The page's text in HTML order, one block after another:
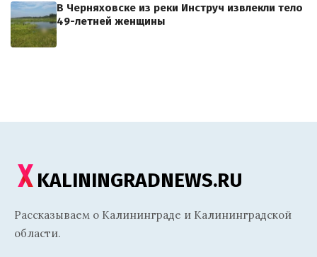
В Черняховске из реки Инструч извлекли тело
49-летней женщины
KALININGRADNEWS.RU
Рассказываем о Калининграде и Калининградской
области.